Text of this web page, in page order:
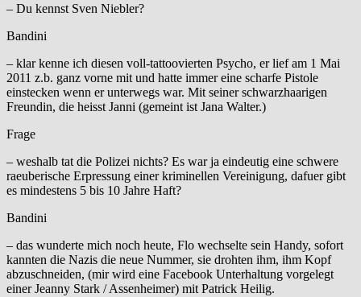
– Du kennst Sven Niebler?
Bandini
– klar kenne ich diesen voll-tattoovierten Psycho, er lief am 1 Mai
2011 z.b. ganz vorne mit und hatte immer eine scharfe Pistole
einstecken wenn er unterwegs war. Mit seiner schwarzhaarigen
Freundin, die heisst Janni (gemeint ist Jana Walter.)
Frage
– weshalb tat die Polizei nichts? Es war ja eindeutig eine schwere
raeuberische Erpressung einer kriminellen Vereinigung, dafuer gibt
es mindestens 5 bis 10 Jahre Haft?
Bandini
– das wunderte mich noch heute, Flo wechselte sein Handy, sofort
kannten die Nazis die neue Nummer, sie drohten ihm, ihm Kopf
abzuschneiden, (mir wird eine Facebook Unterhaltung vorgelegt
einer Jeanny Stark / Assenheimer) mit Patrick Heilig.